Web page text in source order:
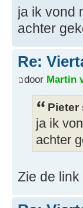
ja ik vond
achter
Re:
door Martin
Pieter
ja ik
achter
Zie de